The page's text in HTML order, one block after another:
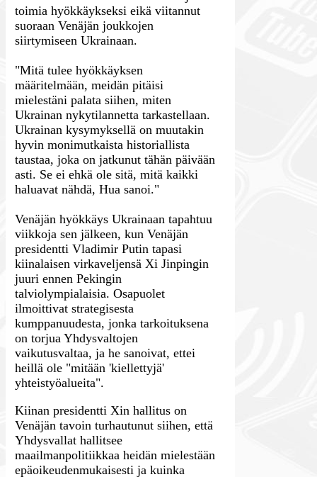
toimia hyökkäykseksi eikä viitannut
suoraan Venäjän joukkojen
siirtymiseen Ukrainaan.
"Mitä tulee hyökkäyksen
määritelmään, meidän pitäisi
mielestäni palata siihen, miten
Ukrainan nykytilannetta tarkastellaan.
Ukrainan kysymyksellä on muutakin
hyvin monimutkaista historiallista
taustaa, joka on jatkunut tähän päivään
asti. Se ei ehkä ole sitä, mitä kaikki
haluavat nähdä, Hua sanoi."
Venäjän hyökkäys Ukrainaan tapahtuu
viikkoja sen jälkeen, kun Venäjän
presidentti Vladimir Putin tapasi
kiinalaisen virkaveljensä Xi Jinpingin
juuri ennen Pekingin
talviolympialaisia. Osapuolet
ilmoittivat strategisesta
kumppanuudesta, jonka tarkoituksena
on torjua Yhdysvaltojen
vaikutusvaltaa, ja he sanoivat, ettei
heillä ole "mitään 'kiellettyjä'
yhteistyöalueita".
Kiinan presidenttiXin hallitus on
Venäjän tavoin turhautunut siihen, että
Yhdysvallat hallitsee
maailmanpolitiikkaa heidän mielestään
epäoikeudenmukaisesti ja kuinka